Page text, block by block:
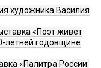
художника Василия
«Поэт живет
летней годовщине
«Палитра России: